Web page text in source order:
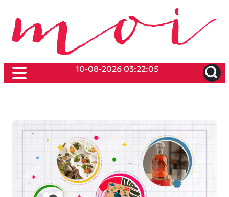
10-08-2026 03:22:05